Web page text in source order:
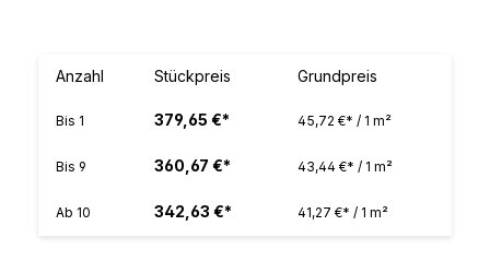
Anzahl Stückpreis Grundpreis
Bis 1 379,65 €* 45,72 €* / 1 m²
Bis 9 360,67 €* 43,44 €* / 1 m²
Ab 10 342,63 €* 41,27 €* / 1 m²